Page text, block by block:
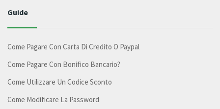
Guide
Come Pagare Con Carta Di Credito O Paypal
Come Pagare Con Bonifico Bancario?
Come Utilizzare Un Codice Sconto
Come Modificare La Password